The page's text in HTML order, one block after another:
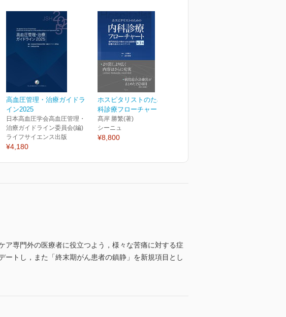
高血圧管理・治療ガイドラ
イン2025
日本高血圧学会高血圧管理・
治療ガイドライン委員会(編)
ライフサイエンス出版
¥4,180
ホスピタリストのための内
科診療フローチャート 第...
髙岸 勝繁(著)
シーニュ
¥8,800
専門外の医療者に役立つよう，様々な苦痛に対する症
トし，また「終末期がん患者の鎮静」を新規項目とし